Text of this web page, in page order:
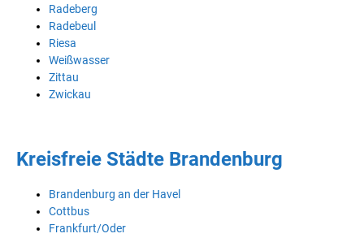
Radeberg
Radebeul
Riesa
Weißwasser
Zittau
Zwickau
Kreisfreie Städte Brandenburg
Brandenburg an der Havel
Cottbus
Frankfurt/Oder